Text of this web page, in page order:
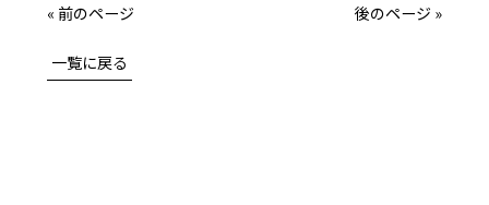
« 前のページ 後のページ »
一覧に戻る